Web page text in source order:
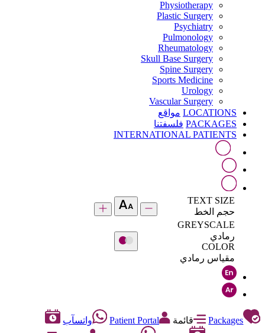
Physiotherapy
Plastic Surgery
Psychiatry
Pulmonology
Rheumatology
Skull Base Surgery
Spine Surgery
Sports Medicine
Urology
Vascular Surgery
LOCATIONS مواقع
PACKAGES فلسفتنا
INTERNATIONAL PATIENTS
TEXT SIZE
حجم الخط
GREYSCALE
رمادي
COLOR
مقياس رمادي
Packages قائمة Patient Portal
واتسآب